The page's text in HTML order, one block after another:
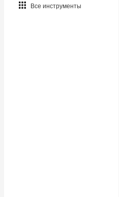
Все инструменты